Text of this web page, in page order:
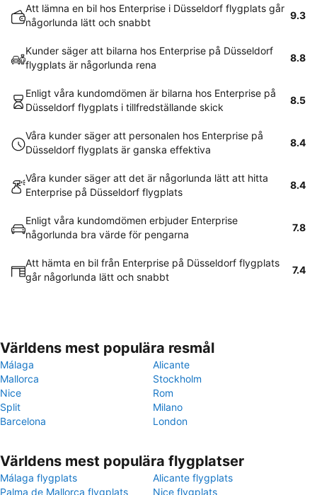
Att lämna en bil hos Enterprise i Düsseldorf flygplats går
någorlunda lätt och snabbt
9.3
Kunder säger att bilarna hos Enterprise på Düsseldorf
flygplats är någorlunda rena
8.8
Enligt våra kundomdömen är bilarna hos Enterprise på
Düsseldorf flygplats i tillfredställande skick
8.5
Våra kunder säger att personalen hos Enterprise på
Düsseldorf flygplats är ganska effektiva
8.4
Våra kunder säger att det är någorlunda lätt att hitta
Enterprise på Düsseldorf flygplats
8.4
Enligt våra kundomdömen erbjuder Enterprise
någorlunda bra värde för pengarna
7.8
Att hämta en bil från Enterprise på Düsseldorf flygplats
går någorlunda lätt och snabbt
7.4
Världens mest populära resmål
Málaga
Alicante
Mallorca
Stockholm
Nice
Rom
Split
Milano
Barcelona
London
Världens mest populära flygplatser
Málaga flygplats
Alicante flygplats
Palma de Mallorca flygplats
Nice flygplats